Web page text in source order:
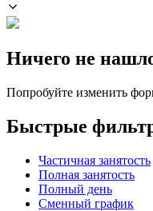
Ничего не
Попробуйте изменить
Быстрые
Частичная занятость
Полная занятость
Полный день
Сменный график